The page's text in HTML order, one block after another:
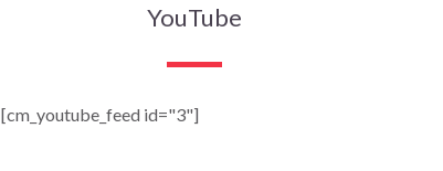
YouTube
[cm_youtube_feed id="3"]